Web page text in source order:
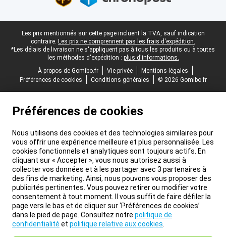
Pied-de-page légal
Les prix mentionnés sur cette page incluent la TVA, sauf indication
contraire. Les prix ne comprennent pas les frais d'expédition.
*Les délais de livraison ne s'appliquent pas à tous les produits ou à toutes
les méthodes d'expédition : plus d'informations.
À propos de Gomibo.fr
Vie privée
Mentions légales
Préférences de cookies
Conditions générales © 2026 Gomibo.fr
Préférences de cookies
Nous utilisons des cookies et des technologies similaires pour
vous offrir une expérience meilleure et plus personnalisée. Les
cookies fonctionnels et analytiques sont toujours actifs. En
cliquant sur « Accepter », vous nous autorisez aussi à
collecter vos données et à les partager avec 3 partenaires à
des fins de marketing. Ainsi, nous pouvons vous proposer des
publicités pertinentes. Vous pouvez retirer ou modifier votre
consentement à tout moment. Il vous suffit de faire défiler la
page vers le bas et de cliquer sur ‘Préférences de cookies’
dans le pied de page. Consultez notre politique de
confidentialité et politique relative aux cookies